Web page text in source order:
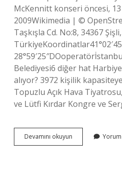
McKennitt konseri öncesi,
2009Wikimedia | ©
Taşkışla Cd. No:8, 34367
Belediyesi6 diğer hat
alıyor? 3972 kişilik
Topuzlu Açık Hava
ve Lütfi Kırdar Kongre ve
Devamını okuyun Harbiye
Açık
Yorum